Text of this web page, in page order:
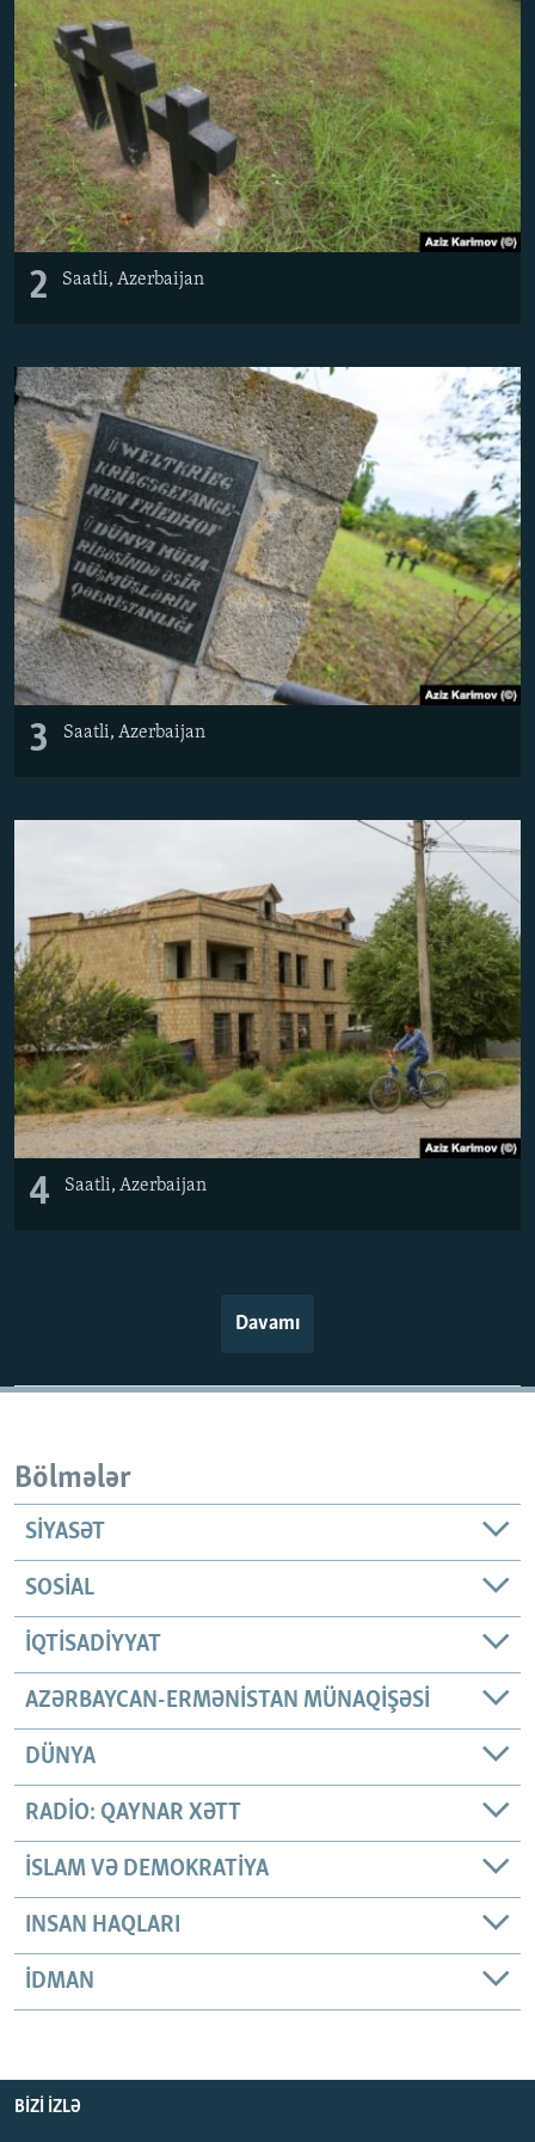
2 Saatli, Azerbaijan
3 Saatli, Azerbaijan
4 Saatli, Azerbaijan
Davamı
Bölmələr
SIYASƏT
SOSIAL
İQTISADIYYAT
AZƏRBAYCAN-ERMƏNISTAN MÜNAQIŞƏSI
DÜNYA
RADIO: QAYNAR XƏTT
İSLAM VƏ DEMOKRATIYA
INSAN HAQLARI
İDMAN
BIZI IZLƏ